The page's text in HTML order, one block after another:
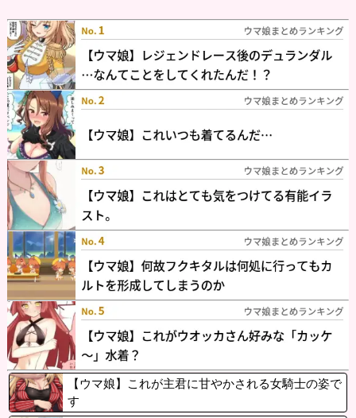
【ウマ娘】これが主君に甘やかされる女騎士の姿で
す